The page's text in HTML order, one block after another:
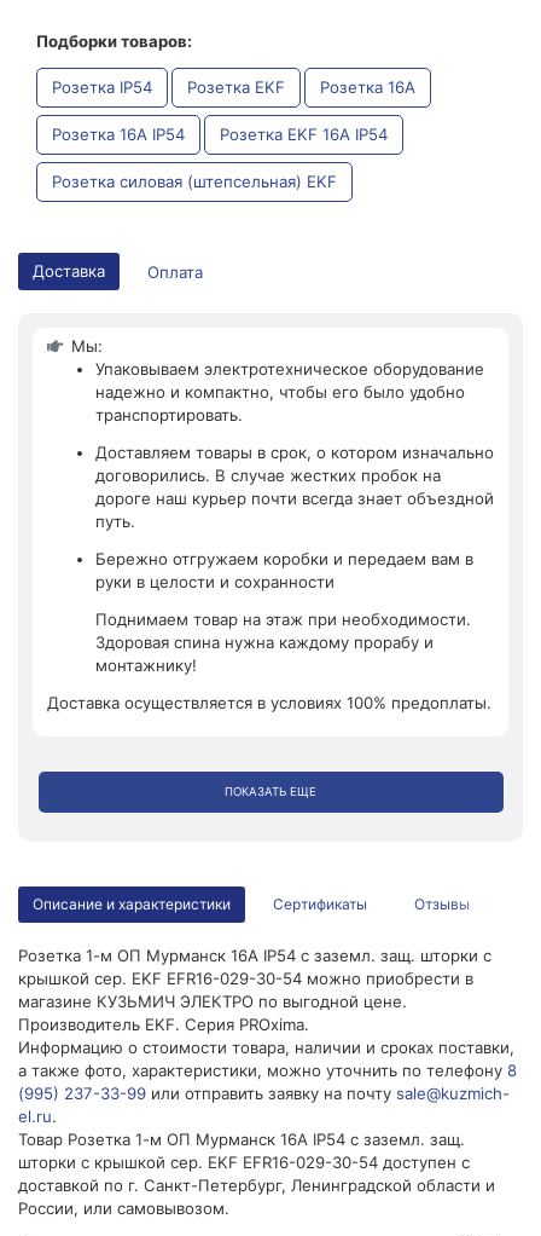
Подборки товаров:
Розетка IP54 Розетка EKF Розетка 16А
Розетка 16А IP54 Розетка EKF 16А IP54
Розетка силовая (штепсельная) EKF
Доставка Оплата
Мы:
Упаковываем электротехническое оборудование
надежно и компактно, чтобы его было удобно
транспортировать.
Доставляем товары в срок, о котором изначально
договорились. В случае жестких пробок на
дороге наш курьер почти всегда знает объездной
путь.
Бережно отгружаем коробки и передаем вам в
руки в целости и сохранности
Поднимаем товар на этаж при необходимости.
Здоровая спина нужна каждому прорабу и
монтажнику!
Доставка осуществляется в условиях 100% предоплаты.
ПОКАЗАТЬ ЕЩЕ
Описание и характеристики Сертификаты Отзывы
Розетка 1-м ОП Мурманск 16А IP54 с заземл. защ. шторки с
крышкой сер. EKF EFR16-029-30-54 можно приобрести в
магазине КУЗЬМИЧ ЭЛЕКТРО по выгодной цене.
Производитель EKF. Серия PROxima.
Информацию о стоимости товара, наличии и сроках поставки,
а также фото, характеристики, можно уточнить по телефону 8
(995) 237-33-99 или отправить заявку на почту sale@kuzmich-
el.ru.
Товар Розетка 1-м ОП Мурманск 16А IP54 с заземл. защ.
шторки с крышкой сер. EKF EFR16-029-30-54 доступен с
доставкой по г. Санкт-Петербург, Ленинградской области и
России, или самовывозом.